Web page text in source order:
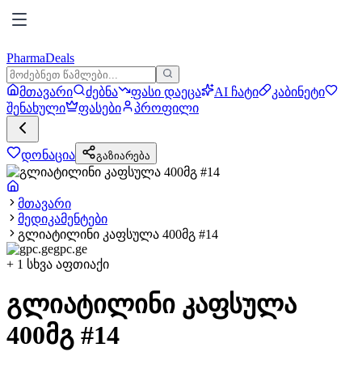
PharmaDeals
მთავარი ძებნა ფასი დაეცა AI ჩატი
კაბინეტი
შენახული
ფასები პროფილი
დონაცია გაზიარება
მთავარი
მედიკამენტები
გლიატილინი კაფსულა 400მგ #14
gpc.ge
+ 1 სხვა აფთიაქი
გლიატილინი კაფსულა
400მგ #14